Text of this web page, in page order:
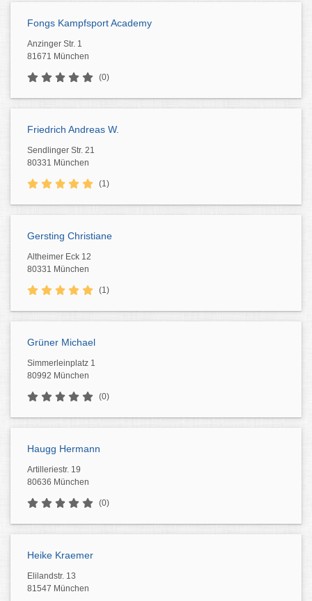
Fongs Kampfsport Academy
Anzinger Str. 1
81671 München
(0)
Friedrich Andreas W.
Sendlinger Str. 21
80331 München
(1)
Gersting Christiane
Altheimer Eck 12
80331 München
(1)
Grüner Michael
Simmerleinplatz 1
80992 München
(0)
Haugg Hermann
Artilleriestr. 19
80636 München
(0)
Heike Kraemer
Elilandstr. 13
81547 München